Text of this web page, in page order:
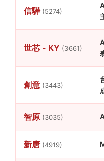
信驊 (5274)
世芯 - KY (3661)
創意 (3443)
智原 (3035)
新唐 (4919)